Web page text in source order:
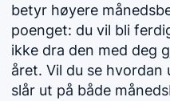
betyr høyere
poenget: du vil bli
ikke dra den med deg
året. Vil du se
slår ut på både